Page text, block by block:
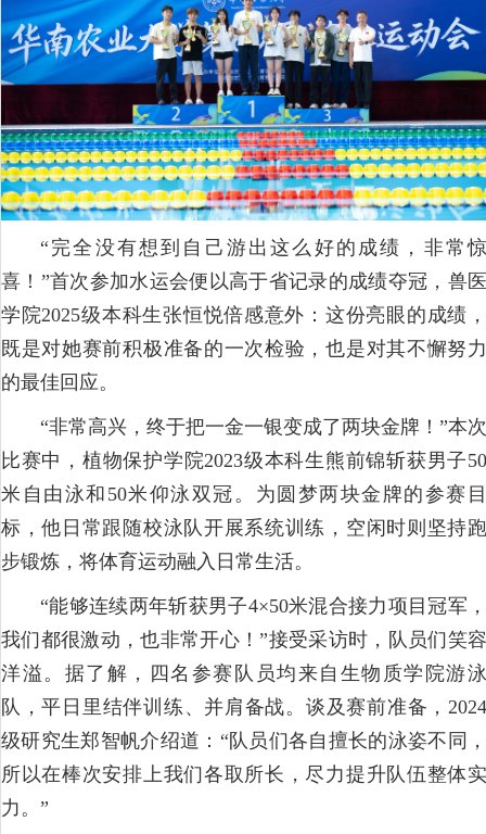
“完全没有想到自己游出这么好的成绩，非常惊
喜！”首次参加水运会便以高于省记录的成绩夺冠，兽医
学院2025级本科生张恒悦倍感意外：这份亮眼的成绩，
既是对她赛前积极准备的一次检验，也是对其不懈努力
的最佳回应。
“非常高兴，终于把一金一银变成了两块金牌！”本次
比赛中，植物保护学院2023级本科生熊前锦斩获男子50
米自由泳和50米仰泳双冠。为圆梦两块金牌的参赛目
标，他日常跟随校泳队开展系统训练，空闲时则坚持跑
步锻炼，将体育运动融入日常生活。
“能够连续两年斩获男子4×50米混合接力项目冠军，
我们都很激动，也非常开心！”接受采访时，队员们笑容
洋溢。据了解，四名参赛队员均来自生物质学院游泳
队，平日里结伴训练、并肩备战。谈及赛前准备，2024
级研究生郑智帆介绍道：“队员们各自擅长的泳姿不同，
所以在棒次安排上我们各取所长，尽力提升队伍整体实
力。”